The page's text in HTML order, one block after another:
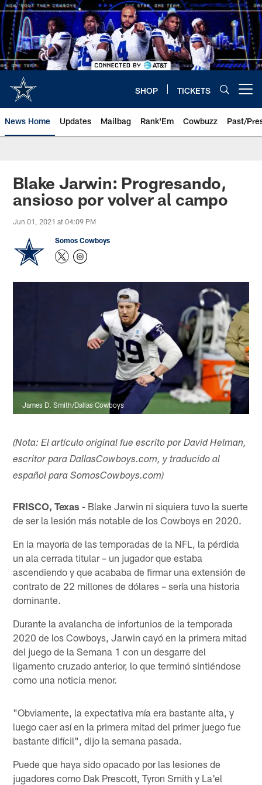
Skip
to
main
content
SHOP TICKETS
News Home Updates Mailbag Rank'Em Cowbuzz Past/
Blake Jarwin: Progresando,
ansioso por volver al campo
Jun 01, 2021 at 04:09 PM
Somos Cowboys
James D. Smith/Dallas Cowboys
(Nota: El artículo original fue escrito por David Helman,
escritor para DallasCowboys.com, y traducido al
español para SomosCowboys.com)
FRISCO, Texas - Blake Jarwin ni siquiera tuvo la suerte
de ser la lesión más notable de los Cowboys en 2020.
En la mayoría de las temporadas de la NFL, la pérdida
un ala cerrada titular – un jugador que estaba
ascendiendo y que acababa de firmar una extensión de
contrato de 22 millones de dólares – sería una historia
dominante.
Durante la avalancha de infortunios de la temporada
2020 de los Cowboys, Jarwin cayó en la primera mitad
del juego de la Semana 1 con un desgarre del
ligamento cruzado anterior, lo que terminó sintiéndose
como una noticia menor.
"Obviamente, la expectativa mía era bastante alta, y
luego caer así en la primera mitad del primer juego fue
bastante difícil", dijo la semana pasada.
Puede que haya sido opacado por las lesiones de
jugadores como Dak Prescott, Tyron Smith y La'el